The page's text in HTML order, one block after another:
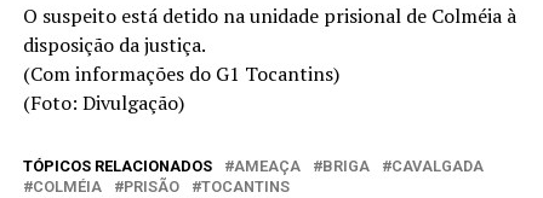
O suspeito está detido na unidade prisional de Colméia à
disposição da justiça.
(Com informações do G1 Tocantins)
(Foto: Divulgação)
TÓPICOS RELACIONADOS AMEAÇA BRIGA
CAVALGADA
COLMÉIA
PRISÃO TOCANTINS